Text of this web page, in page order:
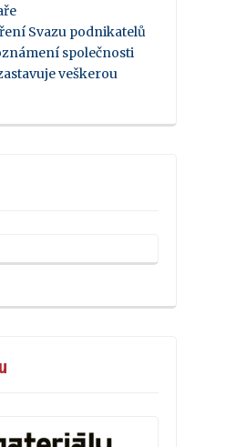
Svazu podnikatelů
společnosti
veškerou